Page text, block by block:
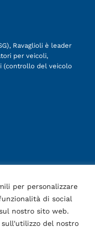
per personalizzare
di social
nostro sito web.
del nostro
Ravaglioli è leader
per veicoli,
(controllo del veicolo